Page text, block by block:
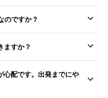
のですか？
ますか？
心配です。出発までにや